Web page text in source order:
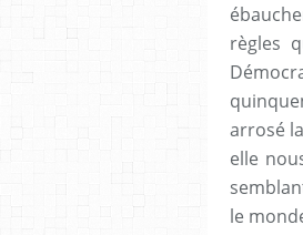
règles
arrosé
elle
le